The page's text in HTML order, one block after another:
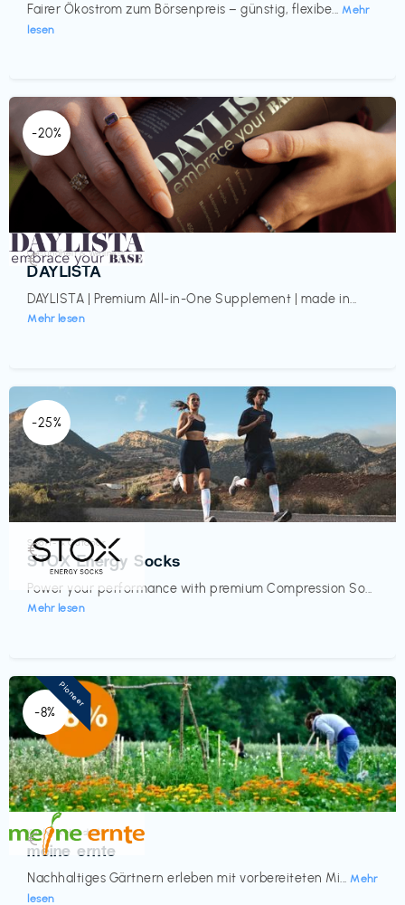
Fairer Ökostrom zum Börsenpreis – günstig, flexibe... Mehr
lesen
-20%
Gesundheit & Wellness
DAYLISTA
DAYLISTA | Premium All-in-One Supplement | made in...
Mehr lesen
€‎
-25%
Sport- & Outdoor
STOX Energy Socks
Power your performance with premium Compression So...
Mehr lesen
€‎
-8%
Küche & Haushalt
meine ernte
Nachhaltiges Gärtnern erleben mit vorbereiteten Mi... Mehr
lesen
€‎
Pioneer